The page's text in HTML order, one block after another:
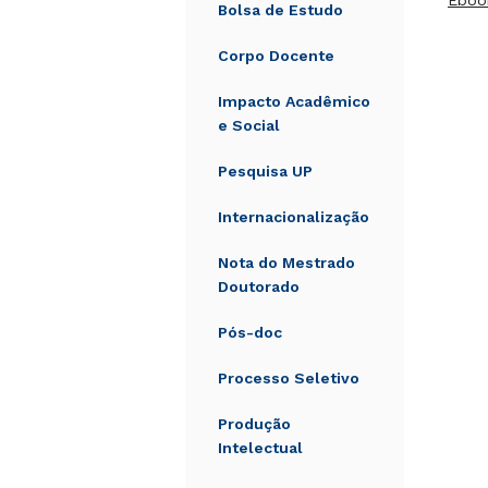
Bolsa de Estudo
Corpo Docente
Impacto Acadêmico
e Social
Pesquisa UP
Internacionalização
Nota do Mestrado
Doutorado
Pós-doc
Processo Seletivo
Produção
Intelectual